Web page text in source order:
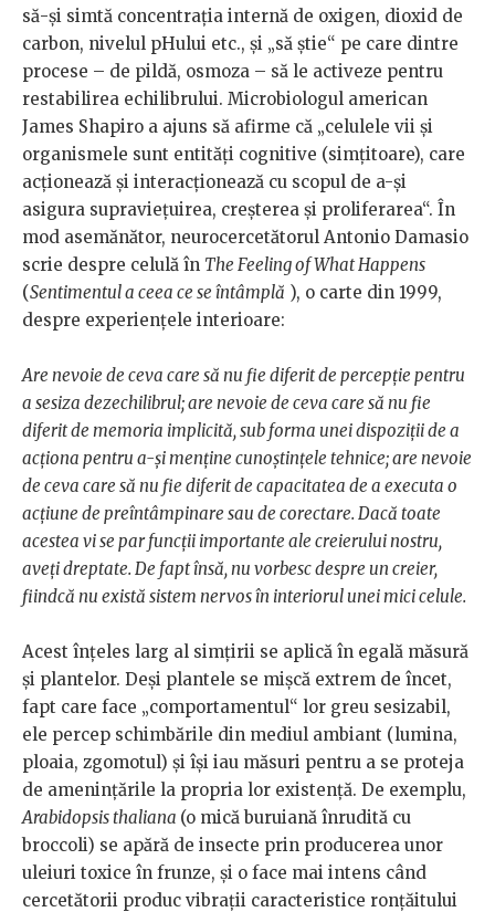
să-și simtă concentrația internă de oxigen, dioxid de
carbon, nivelul pHului etc., și „să știe“ pe care dintre
procese – de pildă, osmoza – să le activeze pentru
restabilirea echilibrului. Microbiologul american
James Shapiro a ajuns să afirme că „celulele vii și
organismele sunt entități cognitive (simțitoare), care
acționează și interacționează cu scopul de a-și
asigura supraviețuirea, creșterea și proliferarea“. În
mod asemănător, neurocercetătorul Antonio Damasio
scrie despre celulă în The Feeling of What Happens
(Sentimentul a ceea ce se întâmplă ), o carte din 1999,
despre experiențele interioare:
Are nevoie de ceva care să nu fie diferit de percepție pentru
a sesiza dezechilibrul; are nevoie de ceva care să nu fie
diferit de memoria implicită, sub forma unei dispoziții de a
acționa pentru a-și menține cunoștințele tehnice; are nevoie
de ceva care să nu fie diferit de capacitatea de a executa o
acțiune de preîntâmpinare sau de corectare. Dacă toate
acestea vi se par funcții importante ale creierului nostru,
aveți dreptate. De fapt însă, nu vorbesc despre un creier,
fiindcă nu există sistem nervos în interiorul unei mici celule.
Acest înțeles larg al simțirii se aplică în egală măsură
și plantelor. Deși plantele se mișcă extrem de încet,
fapt care face „comportamentul“ lor greu sesizabil,
ele percep schimbările din mediul ambiant (lumina,
ploaia, zgomotul) și își iau măsuri pentru a se proteja
de amenințările la propria lor existență. De exemplu,
Arabidopsis thaliana (o mică buruiană înrudită cu
broccoli) se apără de insecte prin producerea unor
uleiuri toxice în frunze, și o face mai intens când
cercetătorii produc vibrații caracteristice ronțăitului